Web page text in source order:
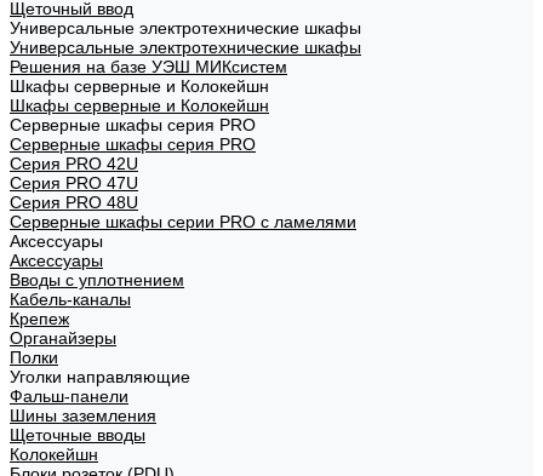
Щеточный ввод
Универсальные электротехнические шкафы
Универсальные электротехнические шкафы
Решения на базе УЭШ МИКсистем
Шкафы серверные и Колокейшн
Шкафы серверные и Колокейшн
Серверные шкафы серия PRO
Серверные шкафы серия PRO
Серия PRO 42U
Серия PRO 47U
Серия PRO 48U
Серверные шкафы серии PRO с ламелями
Аксессуары
Аксессуары
Вводы с уплотнением
Кабель-каналы
Крепеж
Органайзеры
Полки
Уголки направляющие
Фальш-панели
Шины заземления
Щеточные вводы
Колокейшн